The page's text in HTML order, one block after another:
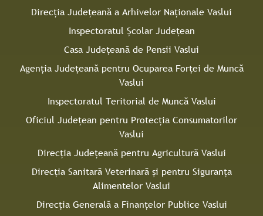
Direcţia Judeţeană a Arhivelor Naţionale Vaslui
Inspectoratul Şcolar Judeţean
Casa Judeţeană de Pensii Vaslui
Agenţia Judeţeană pentru Ocuparea Forţei de Muncă
Vaslui
Inspectoratul Teritorial de Muncă Vaslui
Oficiul Judeţean pentru Protecţia Consumatorilor
Vaslui
Direcţia Județeană pentru Agricultură Vaslui
Direcţia Sanitară Veterinară şi pentru Siguranţa
Alimentelor Vaslui
Direcţia Generală a Finanţelor Publice Vaslui